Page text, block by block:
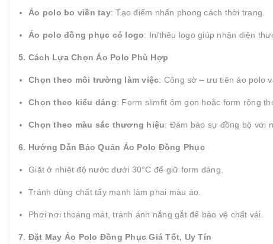
Áo polo bo viền tay: Tạo điểm nhấn phong cách thời trang.
Áo polo đồng phục có logo: In/thêu logo giúp nhận diện
5. Cách Lựa Chọn Áo Polo Phù Hợp
Chọn theo môi trường làm việc: Công sở – ưu tiên áo polo
Chọn theo kiểu dáng: Form slimfit ôm gọn hoặc form rộng
Chọn theo màu sắc thương hiệu: Đảm bảo sự đồng bộ với
6. Hướng Dẫn Bảo Quản Áo Polo Đồng Phục
Giặt ở nhiệt độ nước dưới 30°C để giữ form dáng.
Tránh dùng chất tẩy mạnh làm phai màu áo.
Phơi nơi thoáng mát, tránh ánh nắng gắt để bảo vệ chất vải.
7. Đặt May Áo Polo Đồng Phục Giá Tốt, Uy Tín